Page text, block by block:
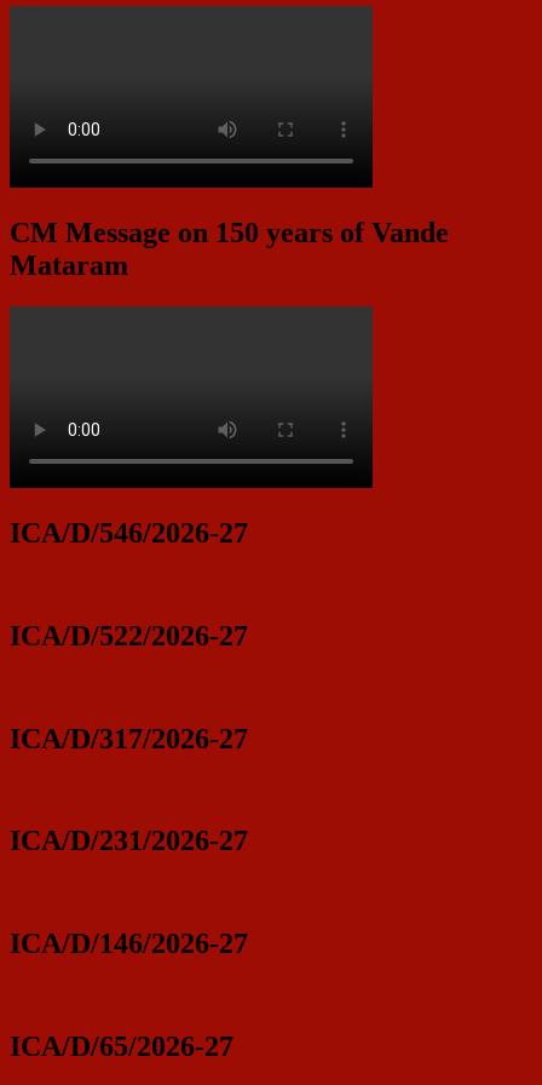
CM Message on 150 years of Vande
Mataram
ICA/D/546/2026-27
ICA/D/522/2026-27
ICA/D/317/2026-27
ICA/D/231/2026-27
ICA/D/146/2026-27
ICA/D/65/2026-27